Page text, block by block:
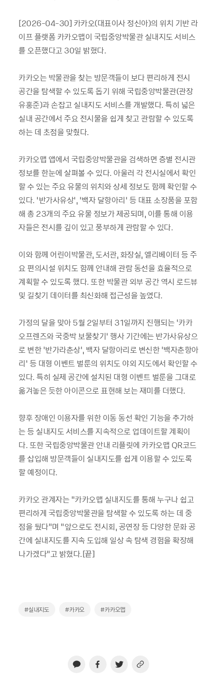
[2026-04-30] 카카오(대표이사 정신아)의 위치 기반 라
이프 플랫폼 카카오맵이 국립중앙박물관 실내지도 서비스
를 오픈했다고 30일 밝혔다.
카카오는 박물관을 찾는 방문객들이 보다 편리하게 전시
공간을 탐색할 수 있도록 돕기 위해 국립중앙박물관(관장
유홍준)과 손잡고 실내지도 서비스를 개발했다. 특히 넓은
실내 공간에서 주요 전시물을 쉽게 찾고 관람할 수 있도록
하는 데 초점을 맞췄다.
카카오맵 앱에서 국립중앙박물관을 검색하면 층별 전시관
정보를 한눈에 살펴볼 수 있다. 아울러 각 전시실에서 확인
할 수 있는 주요 유물의 위치와 상세 정보도 함께 확인할 수
있다. ‘반가사유상’, ‘백자 달항아리’ 등 대표 소장품을 포함
해 총 23개의 주요 유물 정보가 제공되며, 이를 통해 이용
자들은 전시를 깊이 있고 풍부하게 관람할 수 있다.
이와 함께 어린이박물관, 도서관, 화장실, 엘리베이터 등 주
요 편의시설 위치도 함께 안내해 관람 동선을 효율적으로
계획할 수 있도록 했다. 또한 박물관 외부 공간 역시 로드뷰
및 길찾기 데이터를 최신화해 접근성을 높였다.
가정의 달을 맞아 5월 2일부터 31일까지 진행되는 ‘카카
오프렌즈와 국중박 보물찾기’ 행사 기간에는 반가사유상으
로 변한 ‘반가라춘상’, 백자 달항아리로 변신한 ‘백자춘항아
리’ 등 대형 이벤트 벌룬의 위치도 야외 지도에서 확인할 수
있다. 특히 실제 공간에 설치된 대형 이벤트 벌룬을 그대로
옮겨놓은 듯한 아이콘으로 표현해 보는 재미를 더했다.
향후 장애인 이용자를 위한 이동 동선 확인 기능을 추가하
는 등 실내지도 서비스를 지속적으로 업데이트할 계획이
다. 또한 국립중앙박물관 안내 리플릿에 카카오맵 QR코드
를 삽입해 방문객들이 실내지도를 쉽게 이용할 수 있도록
할 예정이다.
카카오 관계자는 “카카오맵 실내지도를 통해 누구나 쉽고
편리하게 국립중앙박물관을 탐색할 수 있도록 하는 데 중
점을 뒀다”며 “앞으로도 전시회, 공연장 등 다양한 문화 공
간에 실내지도를 지속 도입해 일상 속 탐색 경험을 확장해
나가겠다”고 밝혔다.[끝]
#실내지도 #카카오 #카카오맵